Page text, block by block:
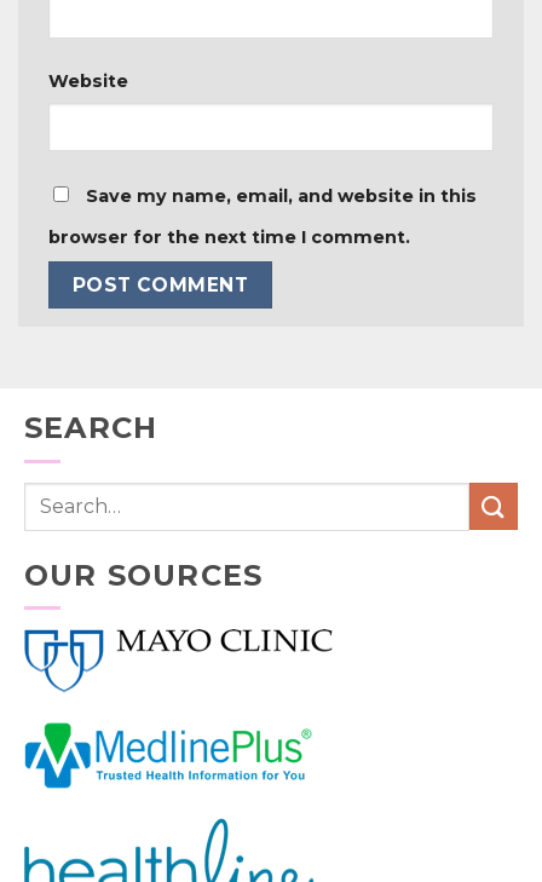
Website
Save my name, email, and website in this
browser for the next time I comment.
SEARCH
OUR SOURCES